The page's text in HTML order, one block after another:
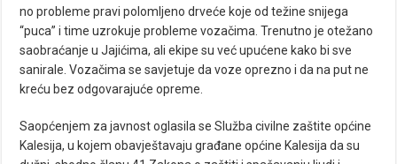
no probleme pravi polomljeno drveće koje od težine snijega
“puca” i time uzrokuje probleme vozačima. Trenutno je otežano
saobraćanje u Jajićima, ali ekipe su već upućene kako bi sve
sanirale. Vozačima se savjetuje da voze oprezno i da na put ne
kreću bez odgovarajuće opreme.
Saopćenjem za javnost oglasila se Služba civilne zaštite općine
Kalesija, u kojem obavještavaju građane općine Kalesija da su